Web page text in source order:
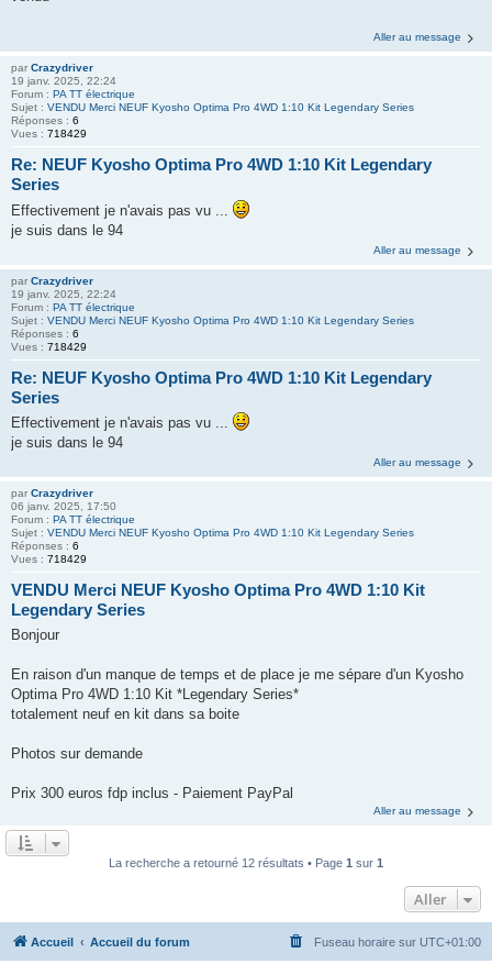
Aller au message
par Crazydriver
19 janv. 2025, 22:24
Forum : PA TT électrique
Sujet : VENDU Merci NEUF Kyosho Optima Pro 4WD 1:10 Kit Legendary Series
Réponses : 6
Vues : 718429
Re: NEUF Kyosho Optima Pro 4WD 1:10 Kit Legendary
Series
Effectivement je n'avais pas vu ...
je suis dans le 94
Aller au message
par Crazydriver
19 janv. 2025, 22:24
Forum : PA TT électrique
Sujet : VENDU Merci NEUF Kyosho Optima Pro 4WD 1:10 Kit Legendary Series
Réponses : 6
Vues : 718429
Re: NEUF Kyosho Optima Pro 4WD 1:10 Kit Legendary
Series
Effectivement je n'avais pas vu ...
je suis dans le 94
Aller au message
par Crazydriver
06 janv. 2025, 17:50
Forum : PA TT électrique
Sujet : VENDU Merci NEUF Kyosho Optima Pro 4WD 1:10 Kit Legendary Series
Réponses : 6
Vues : 718429
VENDU Merci NEUF Kyosho Optima Pro 4WD 1:10 Kit
Legendary Series
Bonjour
En raison d'un manque de temps et de place je me sépare d'un Kyosho
Optima Pro 4WD 1:10 Kit *Legendary Series*
totalement neuf en kit dans sa boite
Photos sur demande
Prix 300 euros fdp inclus - Paiement PayPal
Aller au message
La recherche a retourné 12 résultats • Page 1 sur 1
Aller
Accueil Accueil du forum Fuseau horaire sur UTC+01:00